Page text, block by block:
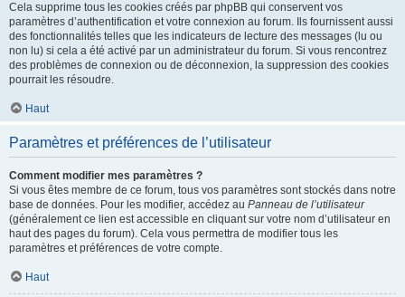
Cela supprime tous les cookies créés par phpBB qui conservent vos
paramètres d’authentification et votre connexion au forum. Ils fournissent aussi
des fonctionnalités telles que les indicateurs de lecture des messages (lu ou
non lu) si cela a été activé par un administrateur du forum. Si vous rencontrez
des problèmes de connexion ou de déconnexion, la suppression des cookies
pourrait les résoudre.
Haut
Paramètres et préférences de l’utilisateur
Comment modifier mes paramètres ?
Si vous êtes membre de ce forum, tous vos paramètres sont stockés dans notre
base de données. Pour les modifier, accédez au Panneau de l’utilisateur
(généralement ce lien est accessible en cliquant sur votre nom d’utilisateur en
haut des pages du forum). Cela vous permettra de modifier tous les
paramètres et préférences de votre compte.
Haut